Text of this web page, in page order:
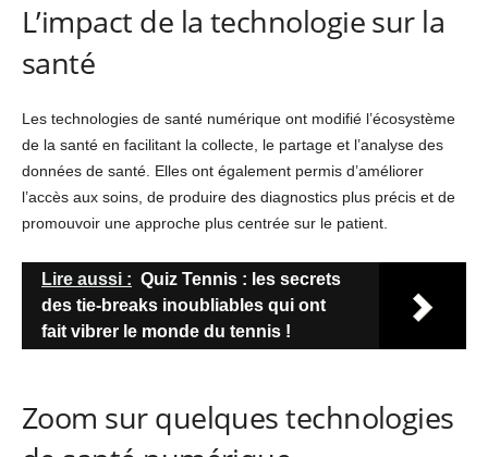
L’impact de la technologie sur la
santé
Les technologies de santé numérique ont modifié l’écosystème
de la santé en facilitant la collecte, le partage et l’analyse des
données de santé. Elles ont également permis d’améliorer
l’accès aux soins, de produire des diagnostics plus précis et de
promouvoir une approche plus centrée sur le patient.
Lire aussi : Quiz Tennis : les secrets
des tie-breaks inoubliables qui ont
fait vibrer le monde du tennis !
Zoom sur quelques technologies